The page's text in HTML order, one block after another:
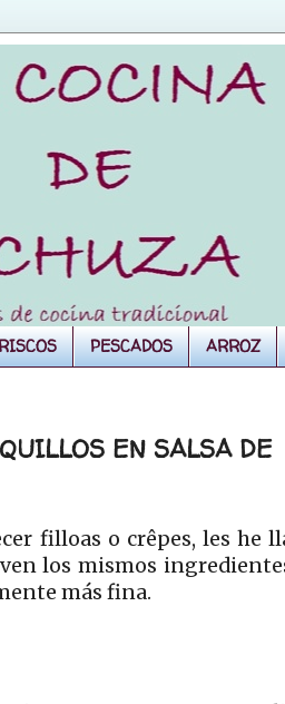
PESCADOS ARROZ
EN SALSA DE
filloas o crêpes, les he
los mismos
más fina.